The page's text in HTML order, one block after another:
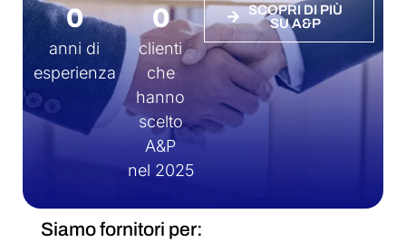
anni di
esperienza
0
clienti
che
hanno
scelto
A&P
nel 2025
0
SCOPRI DI PIÙ
SU A&P
Siamo fornitori per: